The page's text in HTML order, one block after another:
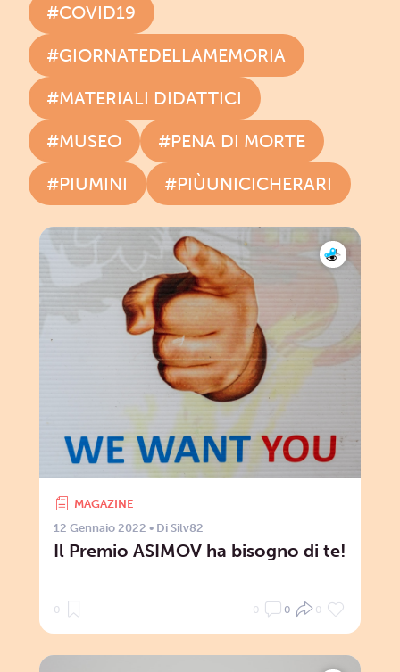
MAGAZINE
12 Gennaio 2022 • Di Silv82
Il Premio ASIMOV ha bisogno di te!
0 0 0 0
#COVID19
#GIORNATEDELLAMEMORIA
#MATERIALI DIDATTICI
#MUSEO
#PENA DI MORTE
#PIUMINI
#PIÙUNICICHERARI